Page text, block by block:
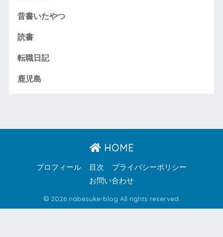
昔書いたやつ
読書
転職日記
鹿児島
HOME
プロフィール 目次
プライバシーポリシー
お問い合わせ
© 2026 nabesuke-blog All rights reserved.